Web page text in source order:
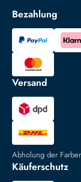
Bezahlung
Versand
Abholung der
Käuferschutz